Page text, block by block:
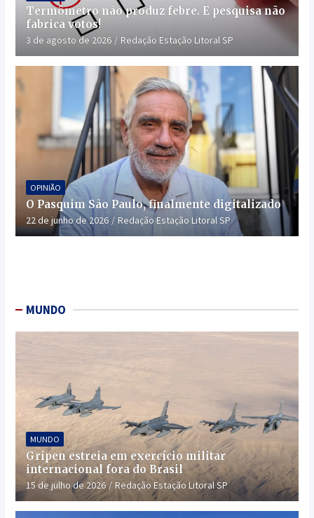
Termômetro não produz febre. E pesquisa não
fabrica votos!
3 de agosto de 2026 Redação Estação Litoral SP
OPINIÃO
O Pasquim São Paulo, finalmente digitalizado
22 de junho de 2026 Redação Estação Litoral SP
MUNDO
MUNDO
Gripen estreia em exercício militar
internacional fora do Brasil
15 de julho de 2026 Redação Estação Litoral SP